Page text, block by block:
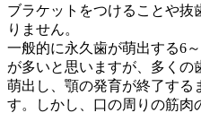
ブラケットをつけることや抜
りません。
一般的に永久歯が萌出する6
が多いと思いますが、多く
萌出し、顎の発育が終了する
す。しかし、口の周りの筋肉